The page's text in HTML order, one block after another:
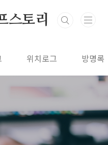
스토리
위치로그 방명록